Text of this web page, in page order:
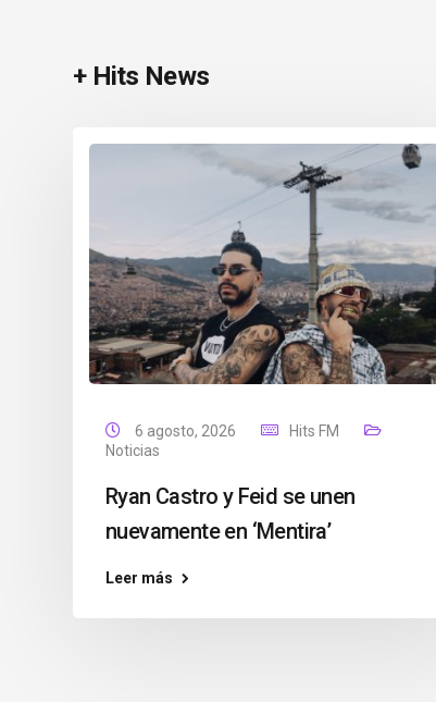
+ Hits News
6 agosto, 2026
Hits FM
Noticias
Ryan Castro y Feid se unen
nuevamente en ‘Mentira’
Leer más